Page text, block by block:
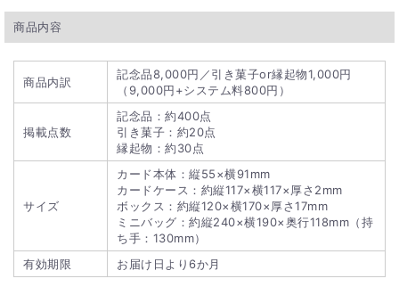
商品内容
商品内訳
記念品8,000円／引き菓子or縁起物1,000円
（9,000円+システム料800円）
掲載点数
記念品：約400点
引き菓子：約20点
縁起物：約30点
サイズ
カード本体：縦55×横91mm
カードケース：約縦117×横117×厚さ2mm
ボックス：約縦120×横170×厚さ17mm
ミニバッグ：約縦240×横190×奥行118mm（持
ち手：130mm）
有効期限
お届け日より6か月